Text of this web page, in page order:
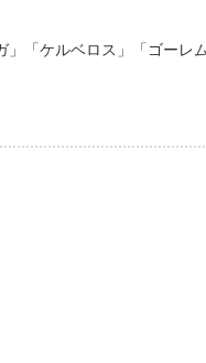
「ケルベロス」「ゴーレ